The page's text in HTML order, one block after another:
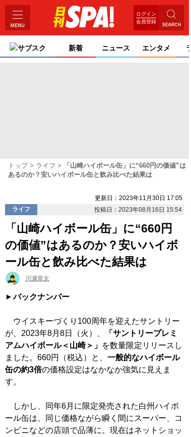
ログイン
会員登録
サブスク 新着 ニュース エンタメ
トップ ライフ
「山崎ハイボール缶」に“660円の価値”は
あるのか？安いハイボール缶と飲み比べた結果は
更新日：2023年11月30日 17:05
ライフ
投稿日：2023年08月16日 15:54
「山崎ハイボール缶」に“660円
の価値”はあるのか？安いハイボ
ール缶と飲み比べた結果は
川瀬章太
バックナンバー
ウイスキーづくり100周年を迎えたサントリー
が、2023年8月8日（火）、
「サントリープレミ
アムハイボール＜山崎＞」 を数量限定リリースし
ました。660円（税込）と、 一般的なハイボール
缶の約3倍の価格設定はなかなか強気に見えま
す。
しかし、同年6月に限定発売された白州ハイボ
ール缶は、同じ価格ながら瞬く間にスーパー、コ
ンビニなどの店頭で品薄に。現在はネットショッ